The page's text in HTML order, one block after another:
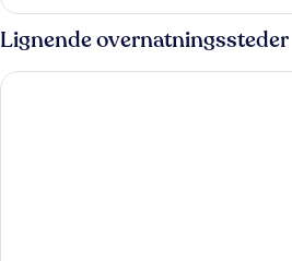
Lignende overnatningssteder
Rimtarninn Hotel